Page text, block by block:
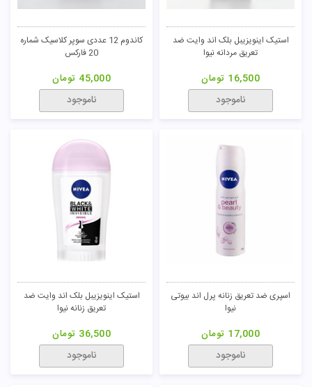
استیک اینویزیبل بلک اند وایت ضد
تعریق مردانه نیوا
16,500 تومان
ناموجود
کاندوم 12 عددی سوپر کلاسیک شماره
20 فارکس
45,000 تومان
ناموجود
اسپری ضد تعریق زنانه پرل اند بیوتی
نیوا
17,000 تومان
ناموجود
استیک اینویزیبل بلک اند وایت ضد
تعریق زنانه نیوا
36,500 تومان
ناموجود